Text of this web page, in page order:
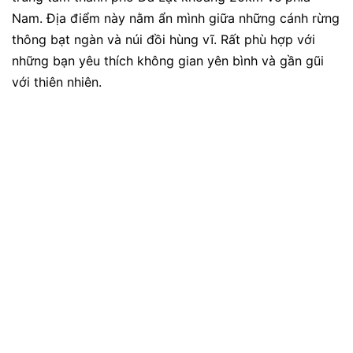
Nam. Địa điểm này nằm ẩn mình giữa những cánh rừng
thông bạt ngàn và núi đồi hùng vĩ. Rất phù hợp với
những bạn yêu thích không gian yên bình và gần gũi
với thiên nhiên.